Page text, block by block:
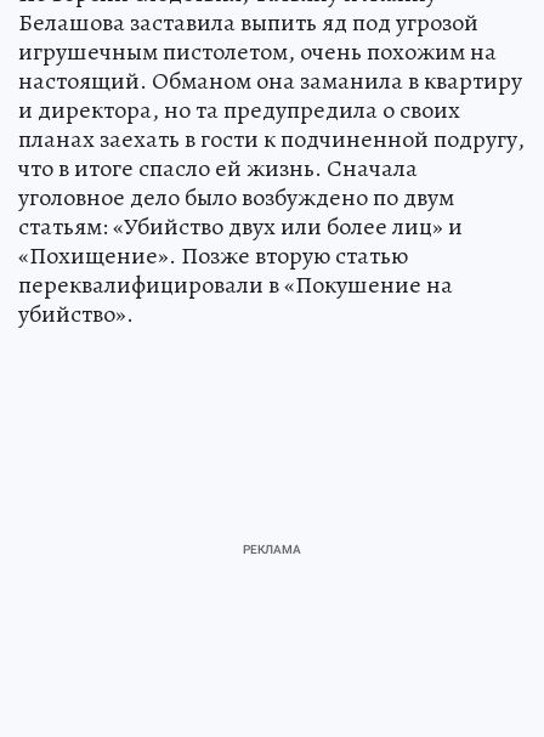
Белашова заставила выпить яд под угрозой
игрушечным пистолетом, очень похожим на
настоящий. Обманом она заманила в квартиру
и директора, но та предупредила о своих
планах заехать в гости к подчиненной подругу,
что в итоге спасло ей жизнь. Сначала
уголовное дело было возбуждено по двум
статьям: «Убийство двух или более лиц» и
«Похищение». Позже вторую статью
переквалифицировали в «Покушение на
убийство».